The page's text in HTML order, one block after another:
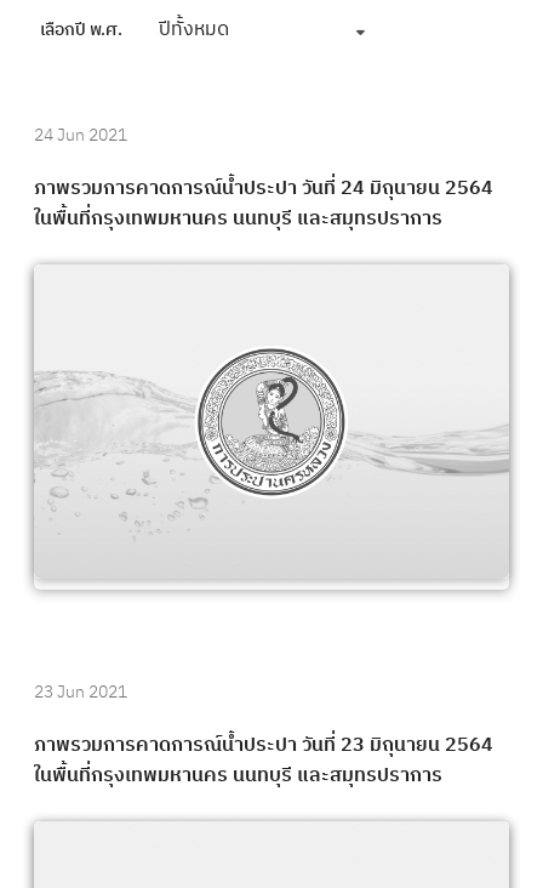
เลือกปี พ.ศ. ปีทั้งหมด
24 Jun 2021
ภาพรวมการคาดการณ์น้ำประปา วันที่ 24 มิถุนายน 2564
ในพื้นที่กรุงเทพมหานคร นนทบุรี และสมุทรปราการ
23 Jun 2021
ภาพรวมการคาดการณ์น้ำประปา วันที่ 23 มิถุนายน 2564
ในพื้นที่กรุงเทพมหานคร นนทบุรี และสมุทรปราการ